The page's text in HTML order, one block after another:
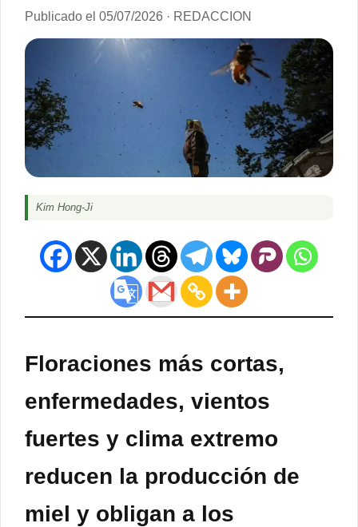
Publicado el 05/07/2026 · REDACCION
Kim Hong-Ji
Floraciones más cortas,
enfermedades, vientos
fuertes y clima extremo
reducen la producción de
miel y obligan a los